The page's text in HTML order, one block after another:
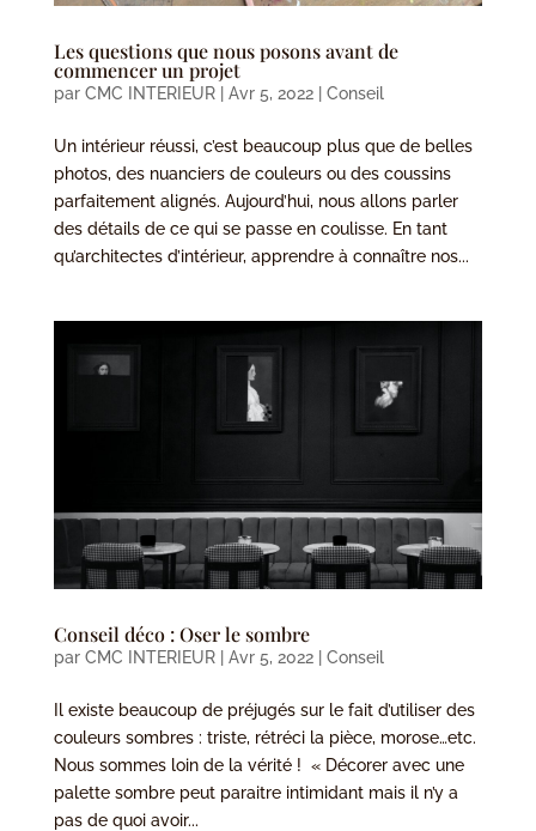
Les questions que nous posons avant de
commencer un projet
par CMC INTERIEUR| Avr 5, 2022| Conseil
Un intérieur réussi, c’est beaucoup plus que de belles
photos, des nuanciers de couleurs ou des coussins
parfaitement alignés. Aujourd’hui, nous allons parler
des détails de ce qui se passe en coulisse. En tant
qu’architectes d’intérieur, apprendre à connaître nos...
Conseil déco : Oser le sombre
par CMC INTERIEUR| Avr 5, 2022| Conseil
Il existe beaucoup de préjugés sur le fait d’utiliser des
couleurs sombres : triste, rétréci la pièce, morose…etc.
Nous sommes loin de la vérité ! « Décorer avec une
palette sombre peut paraitre intimidant mais il n’y a
pas de quoi avoir...